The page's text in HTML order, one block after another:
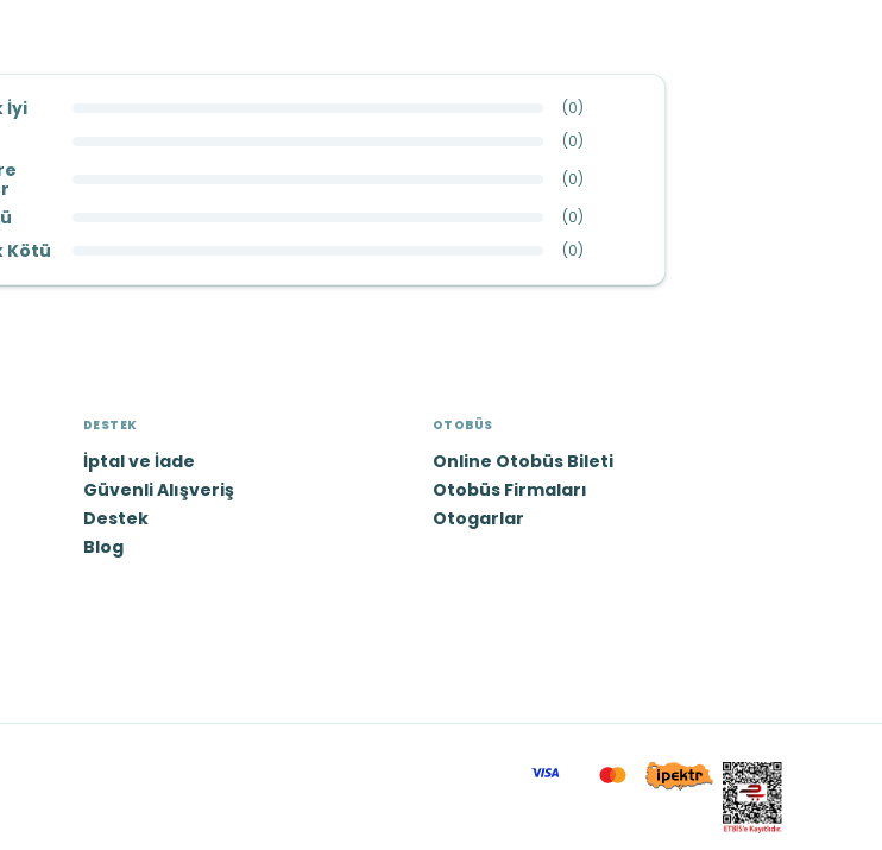
İyi (0)
(0)
(0)
(0)
Kötü (0)
DESTEK
İptal ve İade
Güvenli Alışveriş
Destek
Blog
OTOBÜS
Online Otobüs Bileti
Otobüs Firmaları
Otogarlar